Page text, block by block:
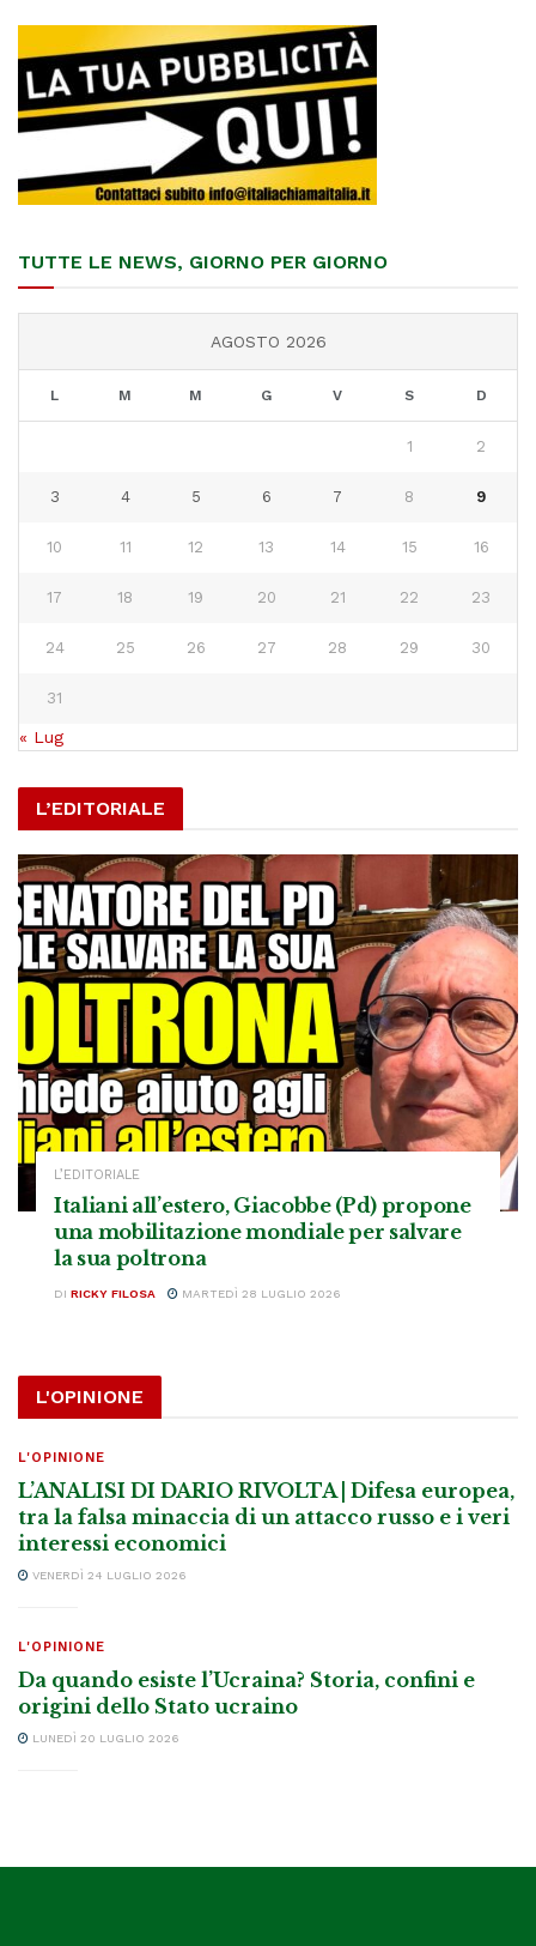
TUTTE LE NEWS, GIORNO PER GIORNO
AGOSTO 2026
L M M G V S D
1 2
3 4 5 6 7 8 9
10 11 12 13 14 15 16
17 18 19 20 21 22 23
24 25 26 27 28 29 30
31
« Lug
L’EDITORIALE
L’EDITORIALE
Italiani all’estero, Giacobbe (Pd) propone
una mobilitazione mondiale per salvare
la sua poltrona
DI RICKY FILOSA MARTEDÌ 28 LUGLIO 2026
L'OPINIONE
L'OPINIONE
L’ANALISI DI DARIO RIVOLTA | Difesa europea,
tra la falsa minaccia di un attacco russo e i veri
interessi economici
VENERDÌ 24 LUGLIO 2026
L'OPINIONE
Da quando esiste l’Ucraina? Storia, confini e
origini dello Stato ucraino
LUNEDÌ 20 LUGLIO 2026